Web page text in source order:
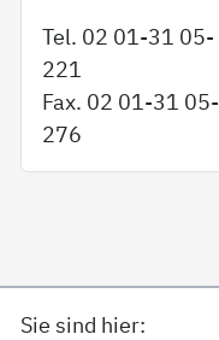
Tel. 02 01-31 05-
221
Fax. 02 01-31 05-
276
Sie sind hier: